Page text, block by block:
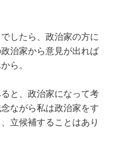
したら、政治家の方に
治家から意見が出れば
ら。
と、政治家になって考
ながら私は政治家をす
立候補することはあり